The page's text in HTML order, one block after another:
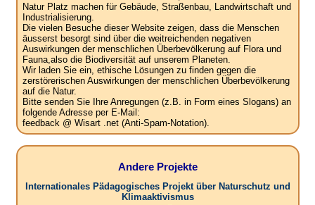
Natur Platz machen für Gebäude, Straßenbau, Landwirtschaft und
Industrialisierung.
Die vielen Besuche dieser Website zeigen, dass die Menschen
äusserst besorgt sind über die weitreichenden negativen
Auswirkungen der menschlichen Überbevölkerung auf Flora und
Fauna,also die Biodiversität auf unserem Planeten.
Wir laden Sie ein, ethische Lösungen zu finden gegen die
zerstörerischen Auswirkungen der menschlichen Überbevölkerung
auf die Natur.
Bitte senden Sie Ihre Anregungen (z.B. in Form eines Slogans) an
folgende Adresse per E-Mail:
feedback @ Wisart .net (Anti-Spam-Notation).
Andere Projekte
Internationales Pädagogisches Projekt über Naturschutz und
Klimaaktivismus